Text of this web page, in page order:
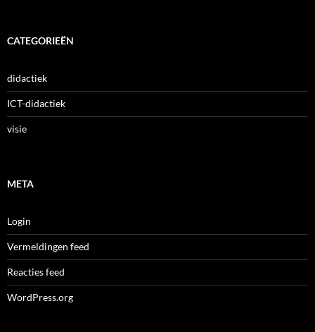
CATEGORIEËN
didactiek
ICT-didactiek
visie
META
Login
Vermeldingen feed
Reacties feed
WordPress.org